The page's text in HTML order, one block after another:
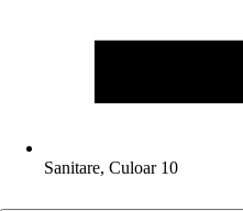
Sanitare, Culoar 10